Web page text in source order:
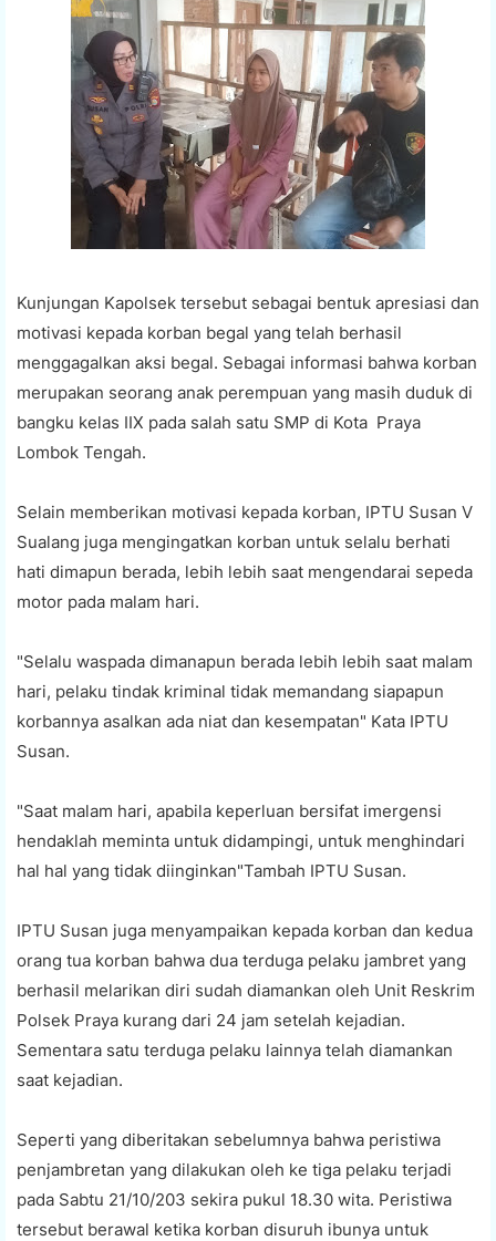
Kunjungan Kapolsek tersebut sebagai bentuk apresiasi dan
motivasi kepada korban begal yang telah berhasil
menggagalkan aksi begal. Sebagai informasi bahwa korban
merupakan seorang anak perempuan yang masih duduk di
bangku kelas IIX pada salah satu SMP di Kota Praya
Lombok Tengah.
Selain memberikan motivasi kepada korban, IPTU Susan V
Sualang juga mengingatkan korban untuk selalu berhati
hati dimapun berada, lebih lebih saat mengendarai sepeda
motor pada malam hari.
"Selalu waspada dimanapun berada lebih lebih saat malam
hari, pelaku tindak kriminal tidak memandang siapapun
korbannya asalkan ada niat dan kesempatan" Kata IPTU
Susan.
"Saat malam hari, apabila keperluan bersifat imergensi
hendaklah meminta untuk didampingi, untuk menghindari
hal hal yang tidak diinginkan"Tambah IPTU Susan.
IPTU Susan juga menyampaikan kepada korban dan kedua
orang tua korban bahwa dua terduga pelaku jambret yang
berhasil melarikan diri sudah diamankan oleh Unit Reskrim
Polsek Praya kurang dari 24 jam setelah kejadian.
Sementara satu terduga pelaku lainnya telah diamankan
saat kejadian.
Seperti yang diberitakan sebelumnya bahwa peristiwa
penjambretan yang dilakukan oleh ke tiga pelaku terjadi
pada Sabtu 21/10/203 sekira pukul 18.30 wita. Peristiwa
tersebut berawal ketika korban disuruh ibunya untuk